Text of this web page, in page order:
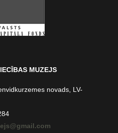
MUZEJS
novads, LV-